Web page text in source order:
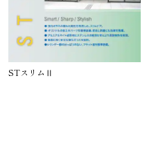
STスリムⅡ